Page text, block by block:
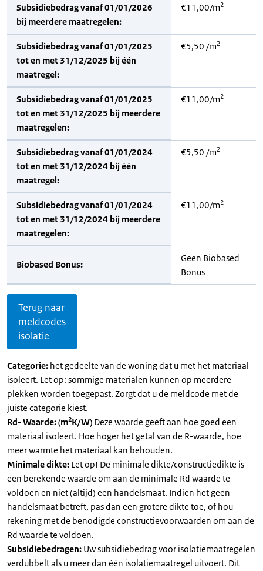
Subsidiebedrag vanaf 01/01/2026
bij meerdere maatregelen:
€11,00/m2
Subsidiebedrag vanaf 01/01/2025
tot en met 31/12/2025 bij één
maatregel:
€5,50 /m2
Subsidiebedrag vanaf 01/01/2025
tot en met 31/12/2025 bij meerdere
maatregelen:
€11,00/m2
Subsidiebedrag vanaf 01/01/2024
tot en met 31/12/2024 bij één
maatregel:
€5,50 /m2
Subsidiebedrag vanaf 01/01/2024
tot en met 31/12/2024 bij meerdere
maatregelen:
€11,00/m2
Biobased Bonus:
Geen Biobased
Bonus
Terug naar
meldcodes
isolatie
Categorie: het gedeelte van de woning dat u met het materiaal
isoleert. Let op: sommige materialen kunnen op meerdere
plekken worden toegepast. Zorgt dat u de meldcode met de
juiste categorie kiest.
Rd- Waarde: (m2K/W) Deze waarde geeft aan hoe goed een
materiaal isoleert. Hoe hoger het getal van de R-waarde, hoe
meer warmte het materiaal kan behouden.
Minimale dikte: Let op! De minimale dikte/constructiedikte is
een berekende waarde om aan de minimale Rd waarde te
voldoen en niet (altijd) een handelsmaat. Indien het geen
handelsmaat betreft, pas dan een grotere dikte toe, of hou
rekening met de benodigde constructievoorwaarden om aan de
Rd waarde te voldoen.
Subsidiebedragen: Uw subsidiebedrag voor isolatiemaatregelen
verdubbelt als u meer dan één isolatiemaatregel uitvoert. Dit